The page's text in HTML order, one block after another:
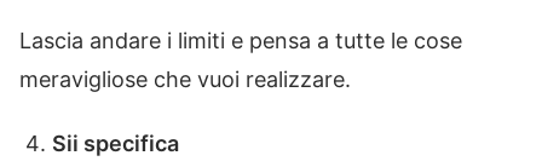
Lascia andare i limiti e pensa a tutte le cose
meravigliose che vuoi realizzare.
Sii specifica